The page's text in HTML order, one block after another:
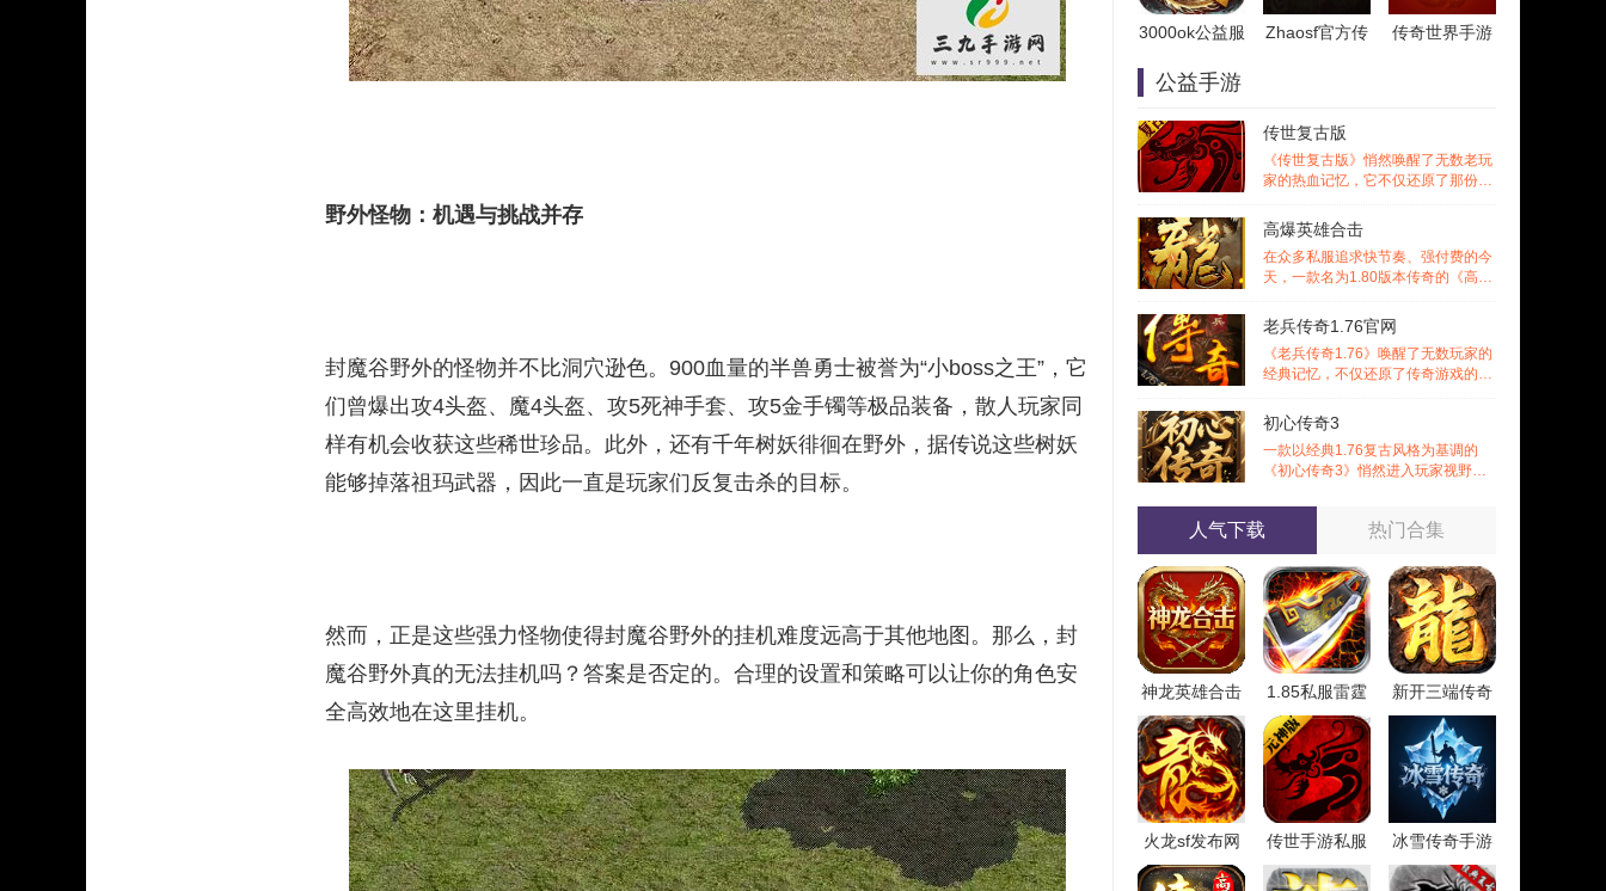
野外怪物：机遇与挑战并存
封魔谷野外的怪物并不比洞穴逊色。900血量的半兽勇士被誉为“小boss之王”，它
们曾爆出攻4头盔、魔4头盔、攻5死神手套、攻5金手镯等极品装备，散人玩家同
样有机会收获这些稀世珍品。此外，还有千年树妖徘徊在野外，据传说这些树妖
能够掉落祖玛武器，因此一直是玩家们反复击杀的目标。
然而，正是这些强力怪物使得封魔谷野外的挂机难度远高于其他地图。那么，封
魔谷野外真的无法挂机吗？答案是否定的。合理的设置和策略可以让你的角色安
全高效地在这里挂机。
3000ok公益服 Zhaosf官方传 传奇世界手游
公益手游
传世复古版
《传世复古版》悄然唤醒了无数老玩
家的热血记忆，它不仅还原了那份熟
诸多
高爆英雄合击
在众多私服追求快节奏、强付费的今
天，一款名为1.80版本传奇的《高爆
经典
老兵传奇1.76官网
《老兵传奇1.76》唤醒了无数玩家的
经典记忆，不仅还原了传奇游戏的黄
与多
初心传奇3
一款以经典1.76复古风格为基调的
《初心传奇3》悄然进入玩家视野。
更是在
人气下载 热门合集
神龙英雄合击 1.85私服雷霆 新开三端传奇
火龙sf发布网 传世手游私服 冰雪传奇手游